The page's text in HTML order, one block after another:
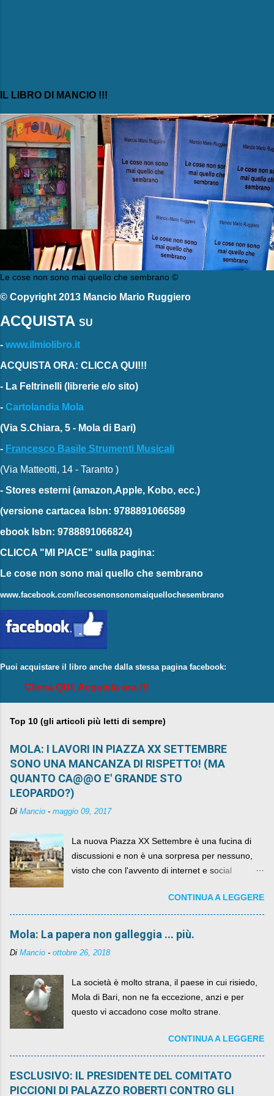
IL LIBRO DI MANCIO !!!
Le cose non sono mai quello che sembrano ©
© Copyright 2013 Mancio Mario Ruggiero
ACQUISTA SU
- www.ilmiolibro.it
ACQUISTA ORA: CLICCA QUI!!!
- La Feltrinelli (librerie e/o sito)
- Cartolandia Mola
(Via S.Chiara, 5 - Mola di Bari)
- Francesco Basile Strumenti Musicali
(Via Matteotti, 14 - Taranto )
- Stores esterni (amazon,Apple, Kobo, ecc.)
(versione cartacea Isbn: 9788891066589
ebook Isbn: 9788891066824)
CLICCA "MI PIACE" sulla pagina:
Le cose non sono mai quello che sembrano
www.facebook.com/lecosenonsonomaiquellochesembrano
Puoi acquistare il libro anche dalla stessa pagina facebook:
Clicca QUI: Acquista ora !!!
Top 10 (gli articoli più letti di sempre)
MOLA: I LAVORI IN PIAZZA XX SETTEMBRE
SONO UNA MANCANZA DI RISPETTO! (MA
QUANTO CA@@O E' GRANDE STO
LEOPARDO?)
Di Mancio - maggio 09, 2017
La nuova Piazza XX Settembre è una fucina di
discussioni e non è una sorpresa per nessuno,
visto che con l'avvento di internet e social
sua lasciandone anche traccia scritta nel web.
CONTINUA A LEGGERE
Mola: La papera non galleggia ... più.
Di Mancio - ottobre 26, 2018
La società è molto strana, il paese in cui risiedo,
Mola di Bari, non ne fa eccezione, anzi e per
questo vi accadono cose molto strane.
CONTINUA A LEGGERE
ESCLUSIVO: IL PRESIDENTE DEL COMITATO
PICCIONI DI PALAZZO ROBERTI CONTRO GLI